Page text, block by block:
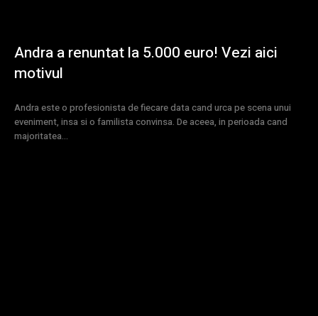
Andra a renuntat la 5.000 euro! Vezi aici
motivul
Andra este o profesionista de fiecare data cand urca pe scena unui
eveniment, insa si o familista convinsa. De aceea, in perioada cand
majoritatea...